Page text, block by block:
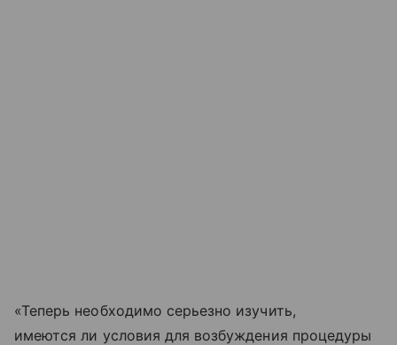
«Теперь необходимо серьезно изучить,
имеются ли условия для возбуждения процедуры